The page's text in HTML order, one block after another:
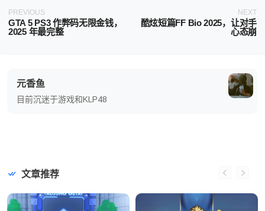
PREVIOUS
GTA 5 PS3 作弊码无限金钱，
2025 年最完整
NEXT
酷炫短篇FF Bio 2025，让对手
心态崩
元香鱼
目前沉迷于游戏和KLP48
文章推荐